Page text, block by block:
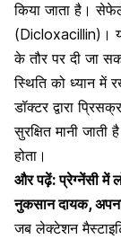
किया जाता है।
(Dicloxacillin)।
के तौर पर दी जा
स्थिति को ध्यान में
डॉक्टर द्वारा
सुरक्षित मानी
होता।
और पढ़ें:प्रेग्नेंसी में
नुकसान दायक,
जब लेक्टेशन